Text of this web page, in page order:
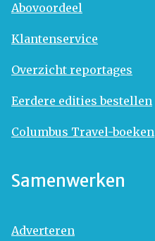
Abovoordeel
Klantenservice
Overzicht reportages
Eerdere edities bestellen
Columbus Travel-boeken
Samenwerken
Adverteren